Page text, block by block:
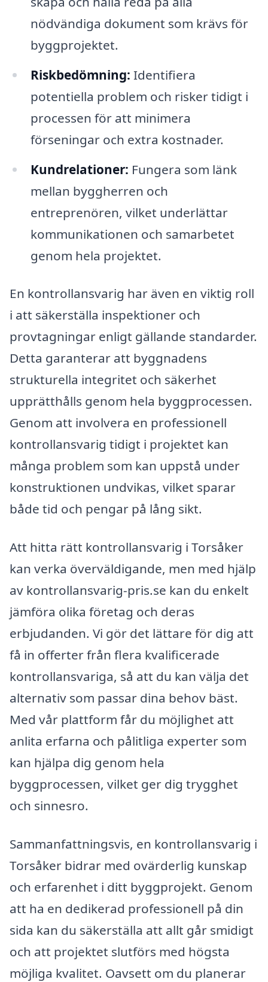
nödvändiga dokument som krävs för
byggprojektet.
Riskbedömning: Identifiera
potentiella problem och risker tidigt i
processen för att minimera
förseningar och extra kostnader.
Kundrelationer: Fungera som länk
mellan byggherren och
entreprenören, vilket underlättar
kommunikationen och samarbetet
genom hela projektet.
En kontrollansvarig har även en viktig roll
i att säkerställa inspektioner och
provtagningar enligt gällande standarder.
Detta garanterar att byggnadens
strukturella integritet och säkerhet
upprätthålls genom hela byggprocessen.
Genom att involvera en professionell
kontrollansvarig tidigt i projektet kan
många problem som kan uppstå under
konstruktionen undvikas, vilket sparar
både tid och pengar på lång sikt.
Att hitta rätt kontrollansvarig i Torsåker
kan verka överväldigande, men med hjälp
av kontrollansvarig-pris.se kan du enkelt
jämföra olika företag och deras
erbjudanden. Vi gör det lättare för dig att
få in offerter från flera kvalificerade
kontrollansvariga, så att du kan välja det
alternativ som passar dina behov bäst.
Med vår plattform får du möjlighet att
anlita erfarna och pålitliga experter som
kan hjälpa dig genom hela
byggprocessen, vilket ger dig trygghet
och sinnesro.
Sammanfattningsvis, en kontrollansvarig i
Torsåker bidrar med ovärderlig kunskap
och erfarenhet i ditt byggprojekt. Genom
att ha en dedikerad professionell på din
sida kan du säkerställa att allt går smidigt
och att projektet slutförs med högsta
möjliga kvalitet. Oavsett om du planerar